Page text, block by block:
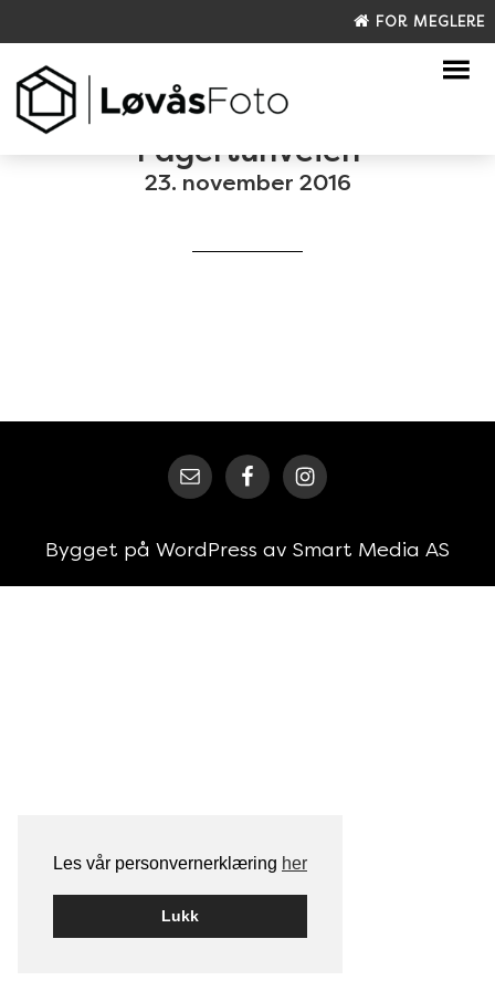
Les vår personvernerklæring her
Lukk
FOR MEGLERE
Fagertunveien
23. november 2016
Bygget på WordPress av Smart Media AS